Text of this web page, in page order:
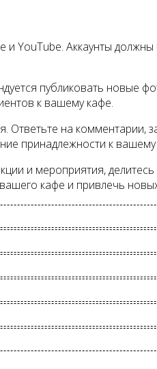
и YouTube. Аккаунты
публиковать новые
к вашему кафе.
на комментарии,
принадлежности к
и мероприятия,
кафе и привлечь